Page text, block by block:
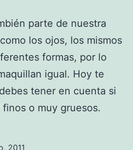
parte de nuestra
los ojos, los mismos
formas, por lo
igual. Hoy te
tener en cuenta si
o muy gruesos.
2011